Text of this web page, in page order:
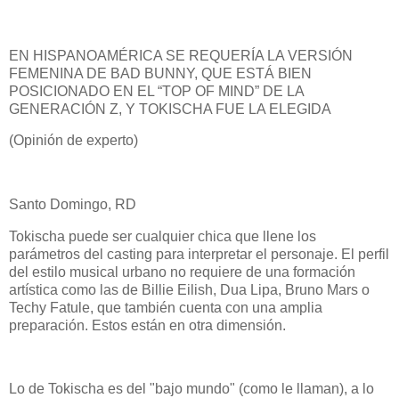
EN HISPANOAMÉRICA SE REQUERÍA LA VERSIÓN
FEMENINA DE BAD BUNNY, QUE ESTÁ BIEN
POSICIONADO EN EL “TOP OF MIND” DE LA
GENERACIÓN Z, Y TOKISCHA FUE LA ELEGIDA
(Opinión de experto)
Santo Domingo, RD
Tokischa puede ser cualquier chica que llene los
parámetros del casting para interpretar el personaje. El perfil
del estilo musical urbano no requiere de una formación
artística como las de Billie Eilish, Dua Lipa, Bruno Mars o
Techy Fatule, que también cuenta con una amplia
preparación. Estos están en otra dimensión.
Lo de Tokischa es del "bajo mundo" (como le llaman), a lo